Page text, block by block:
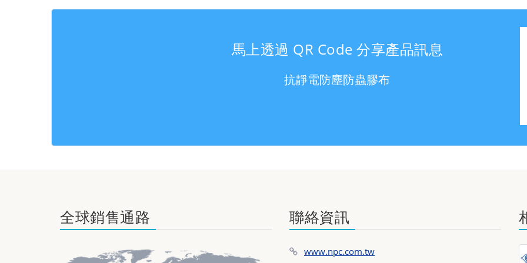
馬上透過 QR Code 分享產品訊息
抗靜電防塵防蟲膠布
全球銷售通路 聯絡資訊
www.npc.com.tw